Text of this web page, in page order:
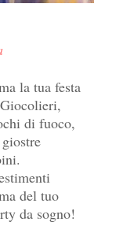
la tua festa
di fuoco,
del tuo
da sogno!